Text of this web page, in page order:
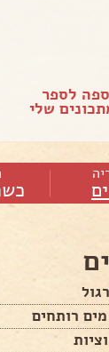
לספר
שלי